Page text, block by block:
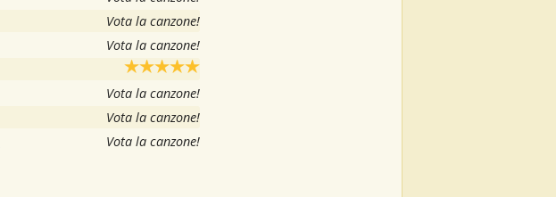
Vota la canzone!
Vota la canzone!
Vota la canzone!
Vota la canzone!
Vota la canzone!